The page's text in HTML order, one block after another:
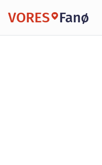
VORES Fanø